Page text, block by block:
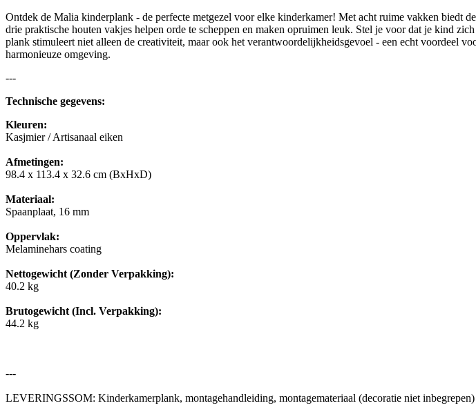
Ontdek de Malia kinderplank - de perfecte metgezel voor elke kinderkamer! Met acht ruime vakken biedt
drie praktische houten vakjes helpen orde te scheppen en maken opruimen leuk. Stel je voor dat je kind
plank stimuleert niet alleen de creativiteit, maar ook het verantwoordelijkheidsgevoel - een echt voordeel
harmonieuze omgeving.
---
Technische gegevens:
Kleuren:
Kasjmier / Artisanaal eiken
Afmetingen:
98.4 x 113.4 x 32.6 cm (BxHxD)
Materiaal:
Spaanplaat, 16 mm
Oppervlak:
Melaminehars coating
Nettogewicht (Zonder Verpakking):
40.2 kg
Brutogewicht (Incl. Verpakking):
44.2 kg
---
LEVERINGSSOM: Kinderkamerplank, montagehandleiding, montagemateriaal (decoratie niet inbegrepen)